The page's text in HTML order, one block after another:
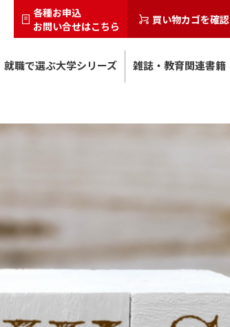
各種お申込
お問い合せはこちら
買い物カゴを確認
就職で選ぶ大学シリーズ 雑誌・教育関連書籍